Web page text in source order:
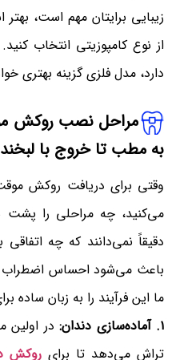
زیبایی برایتان مهم است،
از نوع کامپوزیتی انتخاب
دارد، مدل فلزی گزینه بهتری
مراحل نصب روکش
به مطب تا خروج با
وقتی برای دریافت روکش
می‌کنید، چه مراحلی را پشت
دقیقاً نمی‌دانند که چه
باعث می‌شود احساس اضطراب
ما این فرآیند را به زبان
۱. آماده‌سازی دندان:
در اولین
تراش می‌دهد تا برای روکش